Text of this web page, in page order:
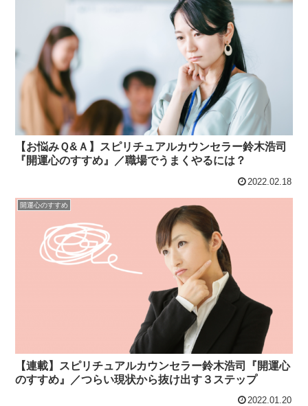
【お悩みＱ&Ａ】スピリチュアルカウンセラー鈴木浩司
『開運心のすすめ』／職場でうまくやるには？
2022.02.18
開運心のすすめ
【連載】スピリチュアルカウンセラー鈴木浩司『開運心
のすすめ』／つらい現状から抜け出す３ステップ
2022.01.20